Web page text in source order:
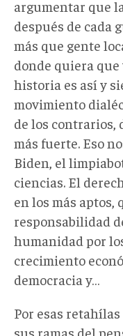
argumentar que
después de cada
más que gente
donde quiera que
historia es así y
movimiento
de los contrarios,
más fuerte. Eso
Biden, el
ciencias. El
en los más
responsabilidad
humanidad por
crecimiento
democracia y…
Por esas
sus ramas del